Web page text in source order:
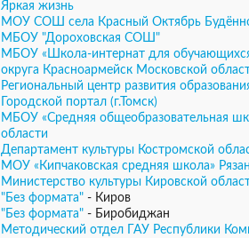
Яркая жизнь
МОУ СОШ села Красный Октябрь
МБОУ "Дороховская СОШ"
МБОУ «Школа-интернат для
округа Красноармейск Московской
Региональный центр развития
Городской портал (г.Томск)
МБОУ «Средняя общеобразовательная
области
Департамент культуры Костромской
МОУ «Кипчаковская средняя школа»
Министерство культуры Кировской
"Без формата"- Киров
"Без формата"- Биробиджан
Методический отдел ГАУ Республики